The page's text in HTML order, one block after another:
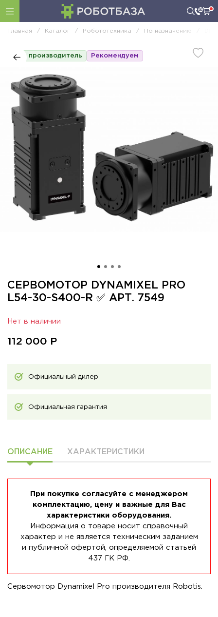
Главная / Каталог / Робототехника / По назначению
Топ производитель Рекомендуем
СЕРВОМОТОР DYNAMIXEL PRO
L54-30-S400-R ✅ АРТ. 7549
Нет в наличии
112 000 Р
Официальный дилер
Официальная гарантия
ОПИСАНИЕ ХАРАКТЕРИСТИКИ
При покупке согласуйте с менеджером
комплектацию, цену и важные для Вас
характеристики оборудования.
Информация о товаре носит справочный
характер и не является техническим заданием
и публичной офертой, определяемой статьей
437 ГК РФ.
Сервомотор Dynamixel Pro производителя Robotis.